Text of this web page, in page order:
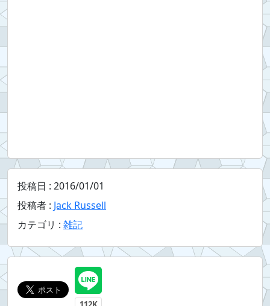
投稿日 : 2016/01/01
投稿者 : Jack Russell
カテゴリ : 雑記